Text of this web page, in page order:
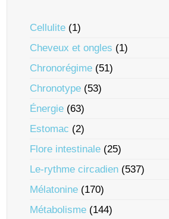
Cellulite (1)
Cheveux et ongles (1)
Chronorégime (51)
Chronotype (53)
Énergie (63)
Estomac (2)
Flore intestinale (25)
Le-rythme circadien (537)
Mélatonine (170)
Métabolisme (144)